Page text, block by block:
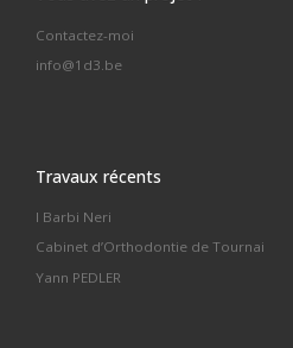
Contactez-moi
info@1d3.be
Travaux récents
I Barbi Neri
Cabinet d’Orthodontie de Tournai
Yann PEDLER